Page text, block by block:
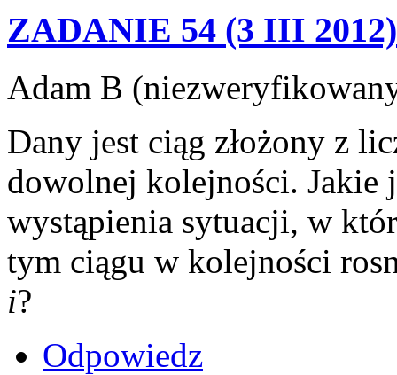
ZADANIE 54 (3 III 2012)
Adam B
Dany jest ciąg złożony z
dowolnej kolejności. Jakie
wystąpienia sytuacji, w
tym ciągu w kolejności
i?
Odpowiedz